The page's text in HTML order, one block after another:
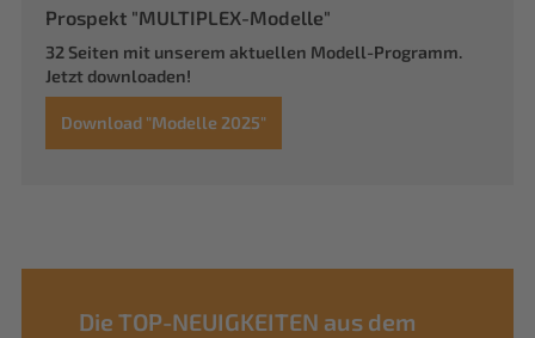
Prospekt "MULTIPLEX-Modelle"
32 Seiten mit unserem aktuellen Modell-Programm.
Jetzt downloaden!
Download "Modelle 2025"
Die TOP-NEUIGKEITEN aus dem